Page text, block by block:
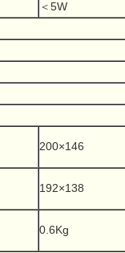
＜5W
200×146
192×138
0.6Kg